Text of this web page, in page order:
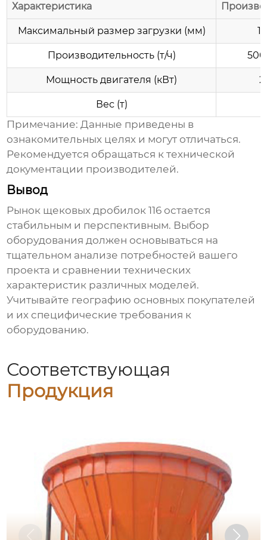
Характеристика
Максимальный размер загрузки (мм)
Производительность (т/ч)
Мощность двигателя (кВт)
Вес (т)
Примечание: Данные приведены в
ознакомительных целях и могут отличаться.
Рекомендуется обращаться к технической
документации производителей.
Вывод
Рынок щековых дробилок 116 остается
стабильным и перспективным. Выбор
оборудования должен основываться на
тщательном анализе потребностей вашего
проекта и сравнении технических
характеристик различных моделей.
Учитывайте географию основных покупателей
и их специфические требования к
оборудованию.
Соответствующая
Продукция